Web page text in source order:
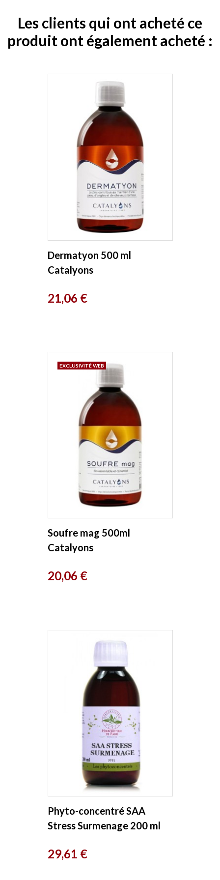
Les clients qui ont acheté ce
produit ont également acheté :
Dermatyon 500 ml
Catalyons
Prix
21,06 €
Soufre mag 500ml
Catalyons
Prix
20,06 €
EXCLUSIVITÉ WEB
Phyto-concentré SAA
Stress Surmenage 200 ml
Prix
29,61 €